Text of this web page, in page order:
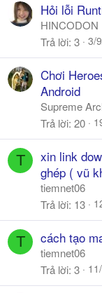
Hỏi lỗi
HINCODON
Trả lời 3 3/
Chơi
Android
Supreme
Trả lời 20
T
xin link
ghép ( vũ
tiemnet06
Trả lời 13
T cách tạo
tiemnet06
Trả lời 3